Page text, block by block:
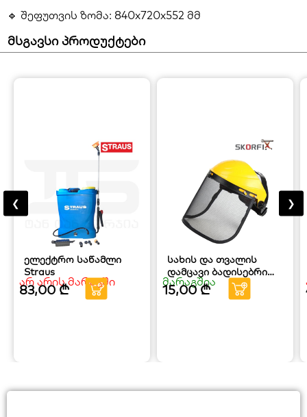
🔹 შეფუთვის ზომა: 840x720x552 მმ
მსგავსი პროდუქტები
ელექტრო საწამლი
Straus
არ არის მარაგში
83,00₾
სახის და თვალის
დამცავი ბადისებრი
ნიღაბი SKORFI
მარაგშია
15,00₾
❮ ❯